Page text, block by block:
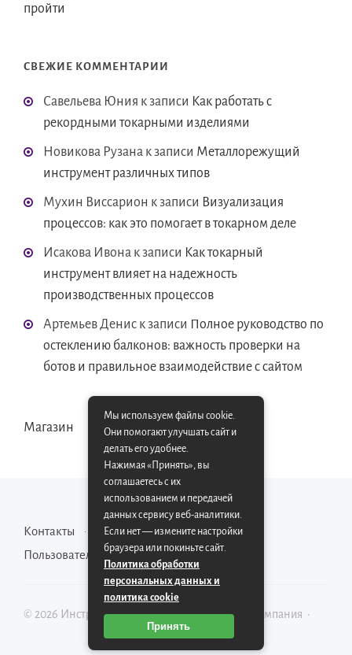
пройти
СВЕЖИЕ КОММЕНТАРИИ
Савельева Юния к записи Как работать с
рекордными токарными изделиями
Новикова Рузана к записи Металлорежущий
инструмент различных типов
Мухин Виссарион к записи Визуализация
процессов: как это помогает в токарном деле
Исакова Ивона к записи Как токарный
инструмент влияет на надежность
производственных процессов
Артемьев Денис к записи Полное руководство по
остеклению балконов: важность проверки на
ботов и правильное взаимодействие с сайтом
Магазин
Контакты
Карта сайта
Пользовательское соглашение
© 2026 Инструментально-производственная компания ·
Мы используем файлы cookie.
Они помогают улучшать сайт и
делать его удобнее.
Нажимая «Принять», вы
соглашаетесь с их
использованием и передачей
данных сервису веб-аналитики.
Если нет — измените настройки
браузера или покиньте сайт.
Политика обработки
персональных данных и
политика cookie
Принять